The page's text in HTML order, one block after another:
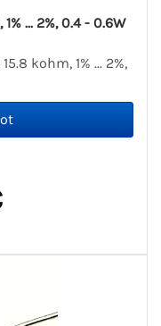
1% ... 2%, 0.4 - 0.6W
kohm, 1% ... 2%,